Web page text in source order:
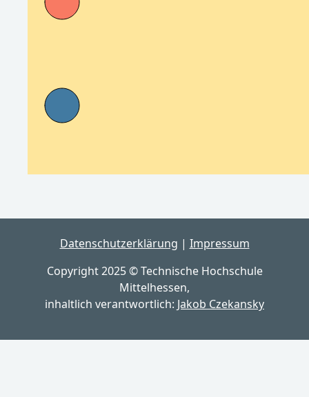
Datenschutzerklärung | Impressum
Copyright 2025 © Technische Hochschule
Mittelhessen,
inhaltlich verantwortlich: Jakob Czekansky